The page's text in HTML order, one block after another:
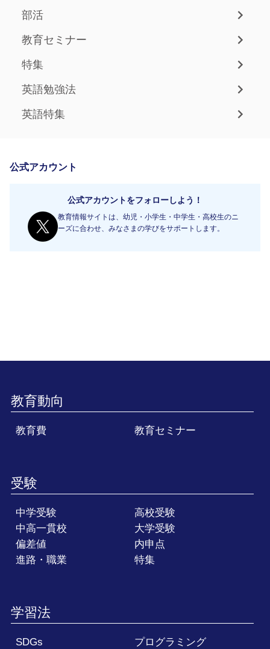
部活
教育セミナー
特集
英語勉強法
英語特集
公式アカウント
公式アカウントをフォローしよう！
教育情報サイトは、幼児・小学生・中学生・高校生のニ
ーズに合わせ、みなさまの学びをサポートします。
教育動向
教育費 教育セミナー
受験
中学受験
高校受験
中高一貫校
大学受験
偏差値
内申点
進路・職業
特集
学習法
SDGs
プログラミング